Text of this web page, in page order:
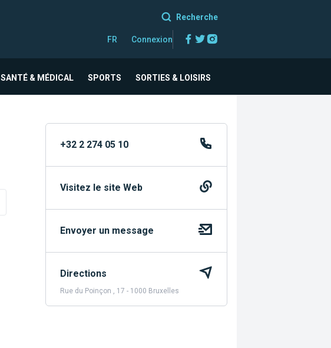
Recherche
FR Connexion Facebook
Twitter
SANTÉ & MÉDICAL SPORTS SORTIES & LOISIRS
+32 2 274 05 10
Visitez le site Web
Envoyer un message
Directions
Rue du Poinçon , 17 - 1000 Bruxelles